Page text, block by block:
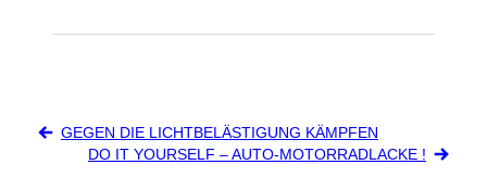
GEGEN DIE LICHTBELÄSTIGUNG KÄMPFEN
DO IT YOURSELF – AUTO-MOTORRADLACKE !